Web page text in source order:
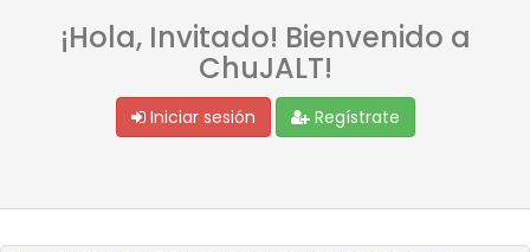
¡Hola, Invitado! Bienvenido a
ChuJALT!
Iniciar sesión Regístrate